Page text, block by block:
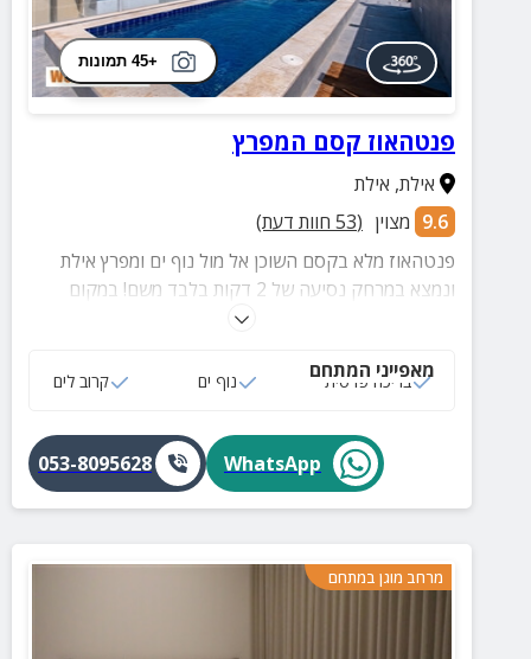
+45 תמונות
פנטהאוז קסם המפרץ
אילת, אילת
9.6 מצוין (
53 חוות דעת)
פנטהאוז מלא בקסם השוכן אל מול נוף ים ומפרץ אילת
ונמצא במרחק נסיעה של 2 דקות בלבד משם! במקום
מאפייני המתחם
בריכה פרטית נוף ים קרוב לים
WhatsApp
053-8095628
מרחב מוגן במתחם